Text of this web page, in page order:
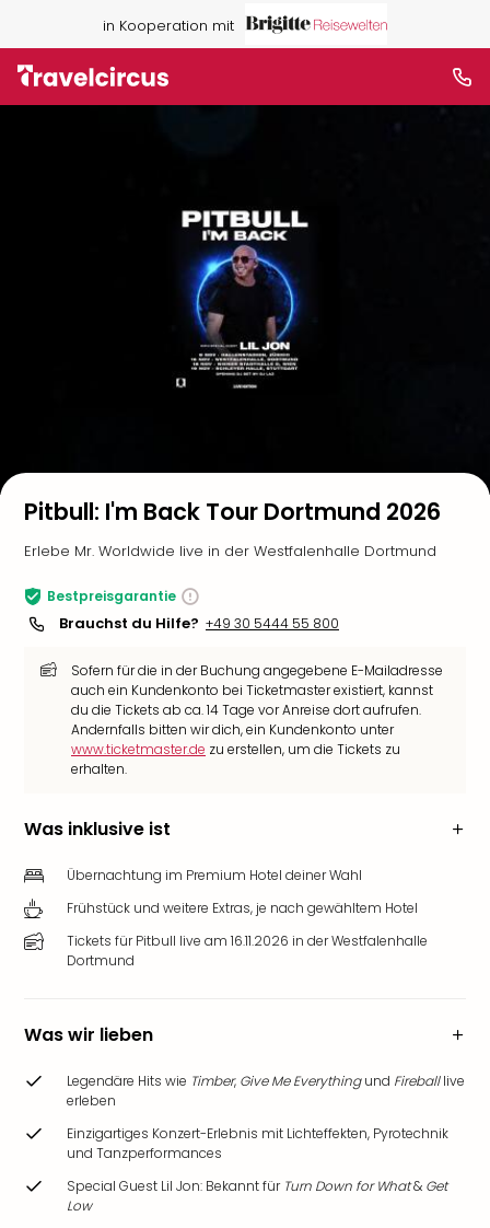
in Kooperation mit
Pitbull: I'm Back Tour Dortmund 2026
Erlebe Mr. Worldwide live in der Westfalenhalle Dortmund
Bestpreisgarantie
Brauchst du Hilfe? +49 30 5444 55 800
Sofern für die in der Buchung angegebene E-Mailadresse
auch ein Kundenkonto bei Ticketmaster existiert, kannst
du die Tickets ab ca. 14 Tage vor Anreise dort aufrufen.
Andernfalls bitten wir dich, ein Kundenkonto unter
www.ticketmaster.de zu erstellen, um die Tickets zu
erhalten.
Was inklusive ist
Übernachtung im Premium Hotel deiner Wahl
Frühstück und weitere Extras, je nach gewähltem Hotel
Tickets für Pitbull live am 16.11.2026 in der Westfalenhalle
Dortmund
Was wir lieben
Legendäre Hits wie Timber, Give Me Everythingund Fireballlive
erleben
Einzigartiges Konzert-Erlebnis mit Lichteffekten, Pyrotechnik
und Tanzperformances
Special Guest Lil Jon: Bekannt für Turn Down for What& Get
Low